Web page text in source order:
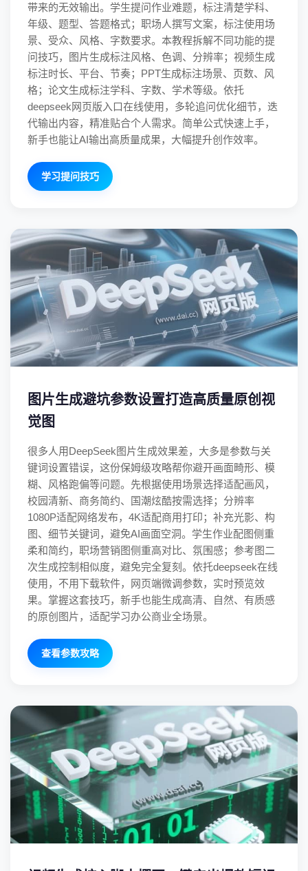
带来的无效输出。学生提问作业难题，标注清楚学科、
年级、题型、答题格式；职场人撰写文案，标注使用场
景、受众、风格、字数要求。本教程拆解不同功能的提
问技巧，图片生成标注风格、色调、分辨率；视频生成
标注时长、平台、节奏；PPT生成标注场景、页数、风
格；论文生成标注学科、字数、学术等级。依托
deepseek网页版入口在线使用，多轮追问优化细节，迭
代输出内容，精准贴合个人需求。简单公式快速上手，
新手也能让AI输出高质量成果，大幅提升创作效率。
学习提问技巧
图片生成避坑参数设置打造高质量原创视
觉图
很多人用DeepSeek图片生成效果差，大多是参数与关
键词设置错误，这份保姆级攻略帮你避开画面畸形、模
糊、风格跑偏等问题。先根据使用场景选择适配画风，
校园清新、商务简约、国潮炫酷按需选择；分辨率
1080P适配网络发布，4K适配商用打印；补充光影、构
图、细节关键词，避免AI画面空洞。学生作业配图侧重
柔和简约，职场营销图侧重高对比、氛围感；参考图二
次生成控制相似度，避免完全复刻。依托deepseek在线
使用，不用下载软件，网页端微调参数，实时预览效
果。掌握这套技巧，新手也能生成高清、自然、有质感
的原创图片，适配学习办公商业全场景。
查看参数攻略